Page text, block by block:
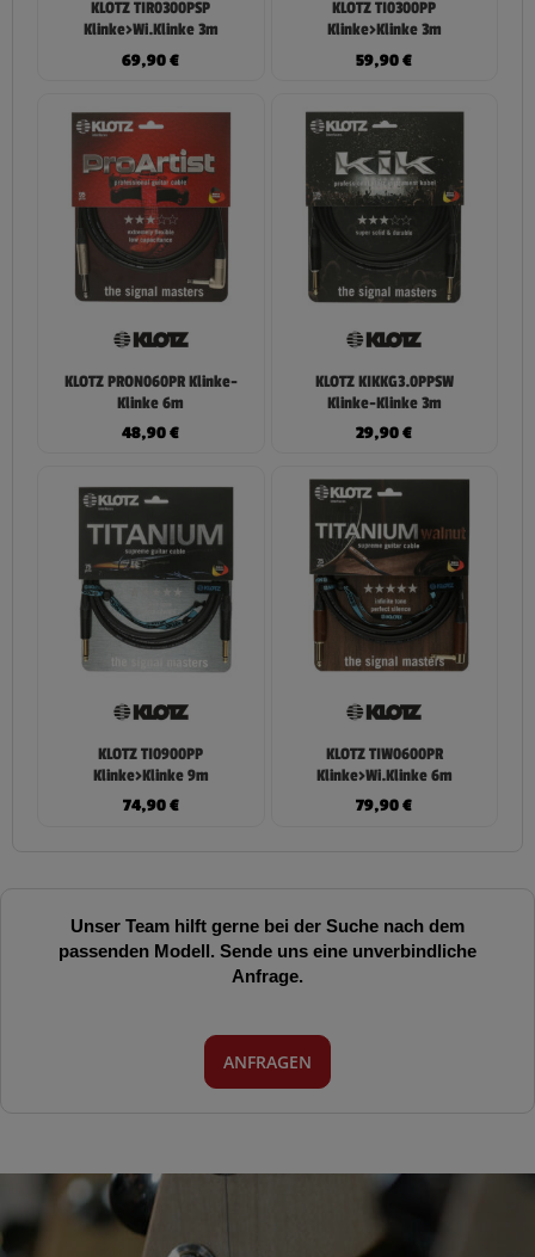
KLOTZ TIR0300PSP
Klinke>Wi.Klinke 3m
69,90€
KLOTZ TI0300PP
Klinke>Klinke 3m
59,90€
KLOTZ PRON060PR Klinke-
Klinke 6m
48,90€
KLOTZ KIKKG3.0PPSW
Klinke-Klinke 3m
29,90€
KLOTZ TI0900PP
Klinke>Klinke 9m
74,90€
KLOTZ TIW0600PR
Klinke>Wi.Klinke 6m
79,90€
Unser Team hilft gerne bei der Suche nach dem
passenden Modell. Sende uns eine unverbindliche
Anfrage.
ANFRAGEN